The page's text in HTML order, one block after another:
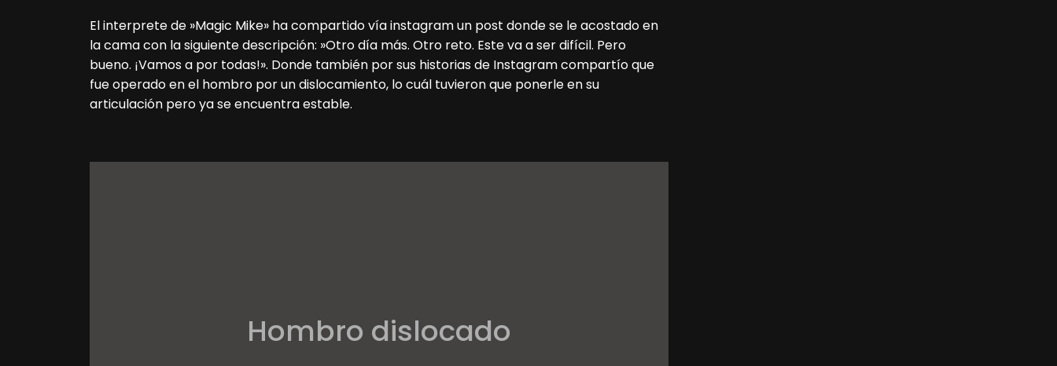
El interprete de »Magic Mike» ha compartido vía instagram un post donde se le acostado en
la cama con la siguiente descripción: »Otro día más. Otro reto. Este va a ser difícil. Pero
bueno. ¡Vamos a por todas!». Donde también por sus historias de Instagram compartío que
fue operado en el hombro por un dislocamiento, lo cuál tuvieron que ponerle en su
articulación pero ya se encuentra estable.
Hombro dislocado